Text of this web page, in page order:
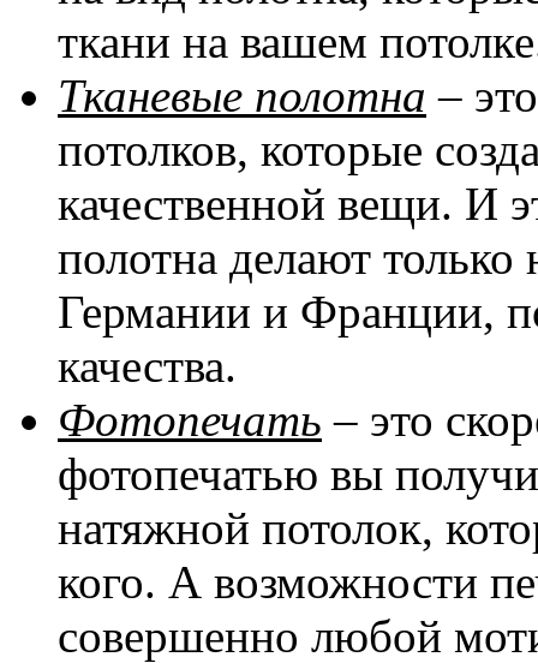
ткани на вашем
Тканевые полотна –
потолков, которые
качественной вещи. И
полотна делают
Германии и Франции,
качества.
Фотопечать – это
фотопечатью вы
натяжной потолок,
кого. А возможности
совершенно любой